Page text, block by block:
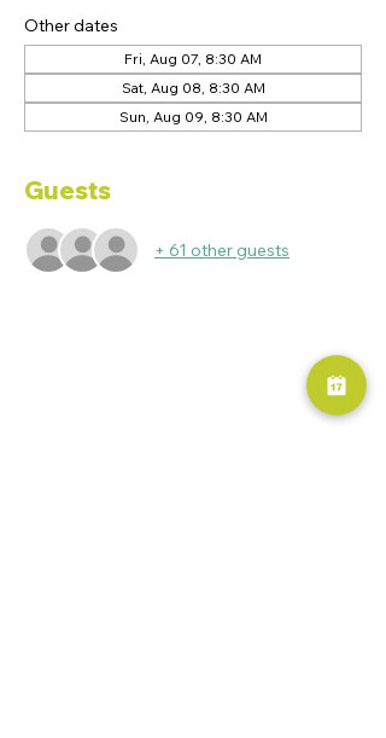
Other dates
Fri, Aug 07, 8:30 AM
Sat, Aug 08, 8:30 AM
Sun, Aug 09, 8:30 AM
Guests
+ 61 other guests